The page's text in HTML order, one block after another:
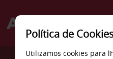
Welcome
Política de
Utilizamos cookies para